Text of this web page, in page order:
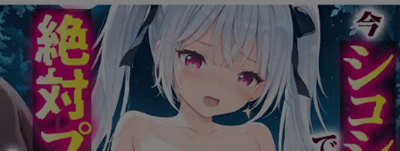
把握することが非常に重要です。